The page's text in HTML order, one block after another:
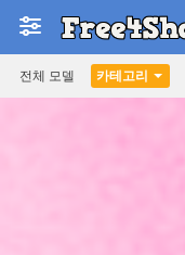
전체 모델 카테고리